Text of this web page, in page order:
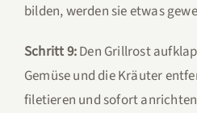
bilden, werden sie etwas
Schritt 9:Den Grillrost
Gemüse und die Kräuter
filetieren und sofort